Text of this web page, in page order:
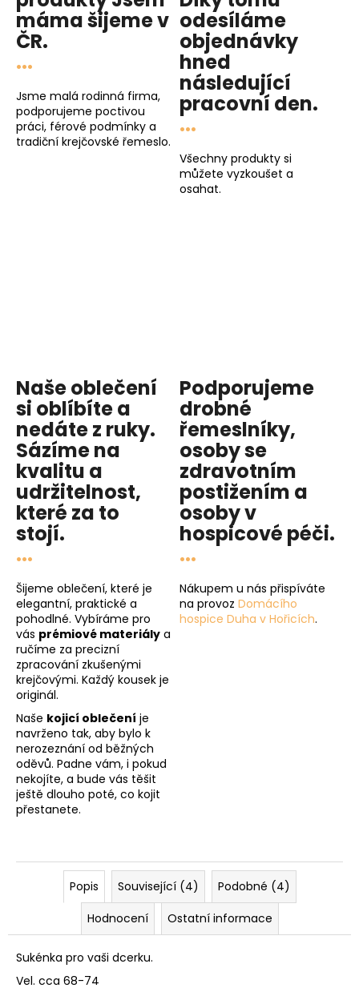
mámašijeme v
ČR.
...
Jsme malá rodinná firma,
podporujeme poctivou
práci, férové podmínky a
tradiční krejčovské řemeslo.
odesíláme
objednávky
hned
následující
pracovní den.
...
Všechny produkty si
můžete vyzkoušet a
osahat.
Naše oblečení
si oblíbíte a
nedáte z ruky.
Sázíme na
kvalitu a
udržitelnost,
které za to
stojí.
...
Šijeme oblečení, které je
elegantní, praktické a
pohodlné. Vybíráme pro
vás prémiové materiály a
ručíme za precizní
zpracování zkušenými
krejčovými. Každý kousek je
originál.
Naše kojicí oblečení je
navrženo tak, aby bylo k
nerozeznání od běžných
oděvů. Padne vám, i pokud
nekojíte, a bude vás těšit
ještě dlouho poté, co kojit
přestanete.
Podporujeme
drobné
řemeslníky,
osoby se
zdravotním
postižením a
osoby v
hospicové péči.
...
Nákupem u nás přispíváte
na provoz Domácího
hospice Duha v Hořicích.
Popis Související (4)
Podobné (4)
Hodnocení
Ostatní informace
Sukénka pro vaši dcerku.
Vel. cca 68-74